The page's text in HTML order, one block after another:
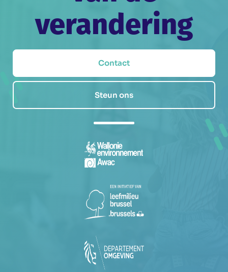
verandering
Contact
Steun ons